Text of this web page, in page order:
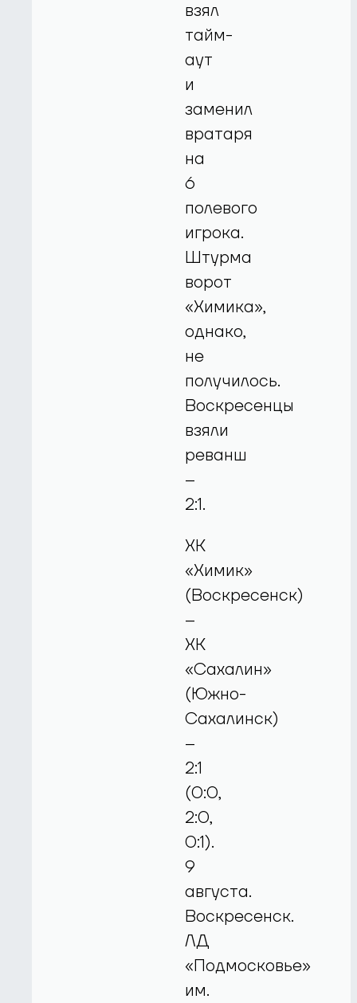
взял
тайм-
аут
и
заменил
вратаря
на
6
полевого
игрока.
Штурма
ворот
«Химика»,
однако,
не
получилось.
Воскресенцы
взяли
реванш
–
2:1.
ХК
«Химик»
(Воскресенск)
–
ХК
«Сахалин»
(Южно-
Сахалинск)
–
2:1
(0:0,
2:0,
0:1).
9
августа.
Воскресенск.
ЛД
«Подмосковье»
им.